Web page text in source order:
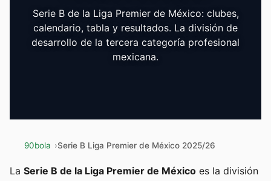
Serie B de la Liga Premier de México: clubes,
calendario, tabla y resultados. La división de
desarrollo de la tercera categoría profesional
mexicana.
90bola Serie B Liga Premier de México 2025/26
La Serie B de la Liga Premier de México es la división